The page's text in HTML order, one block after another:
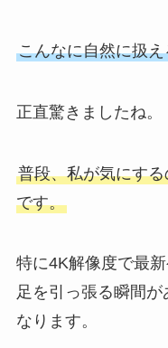
こんなに自然に扱
正直驚きましたね。
普段、私が気にす
です。
特に4K解像度で最
足を引っ張る瞬間
なります。